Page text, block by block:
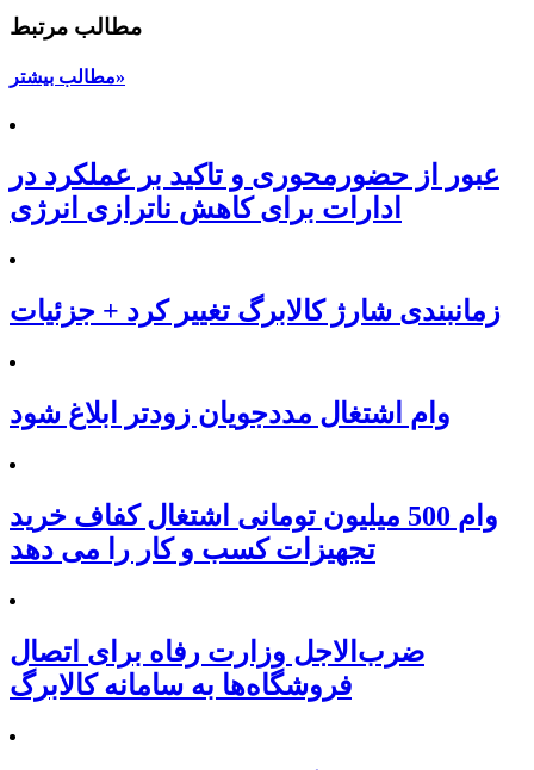
مطالب مرتبط
مطالب بیشتر»
عبور از حضورمحوری و تاکید بر عملکرد در
ادارات برای کاهش ناترازی انرژی
زمانبندی شارژ کالابرگ تغییر کرد + جزئیات
وام اشتغال مددجویان زودتر ابلاغ شود
وام 500 میلیون تومانی اشتغال کفاف خرید
تجهیزات کسب و کار را می دهد
ضرب‌الاجل وزارت رفاه برای اتصال
فروشگاه‌ها به سامانه کالابرگ